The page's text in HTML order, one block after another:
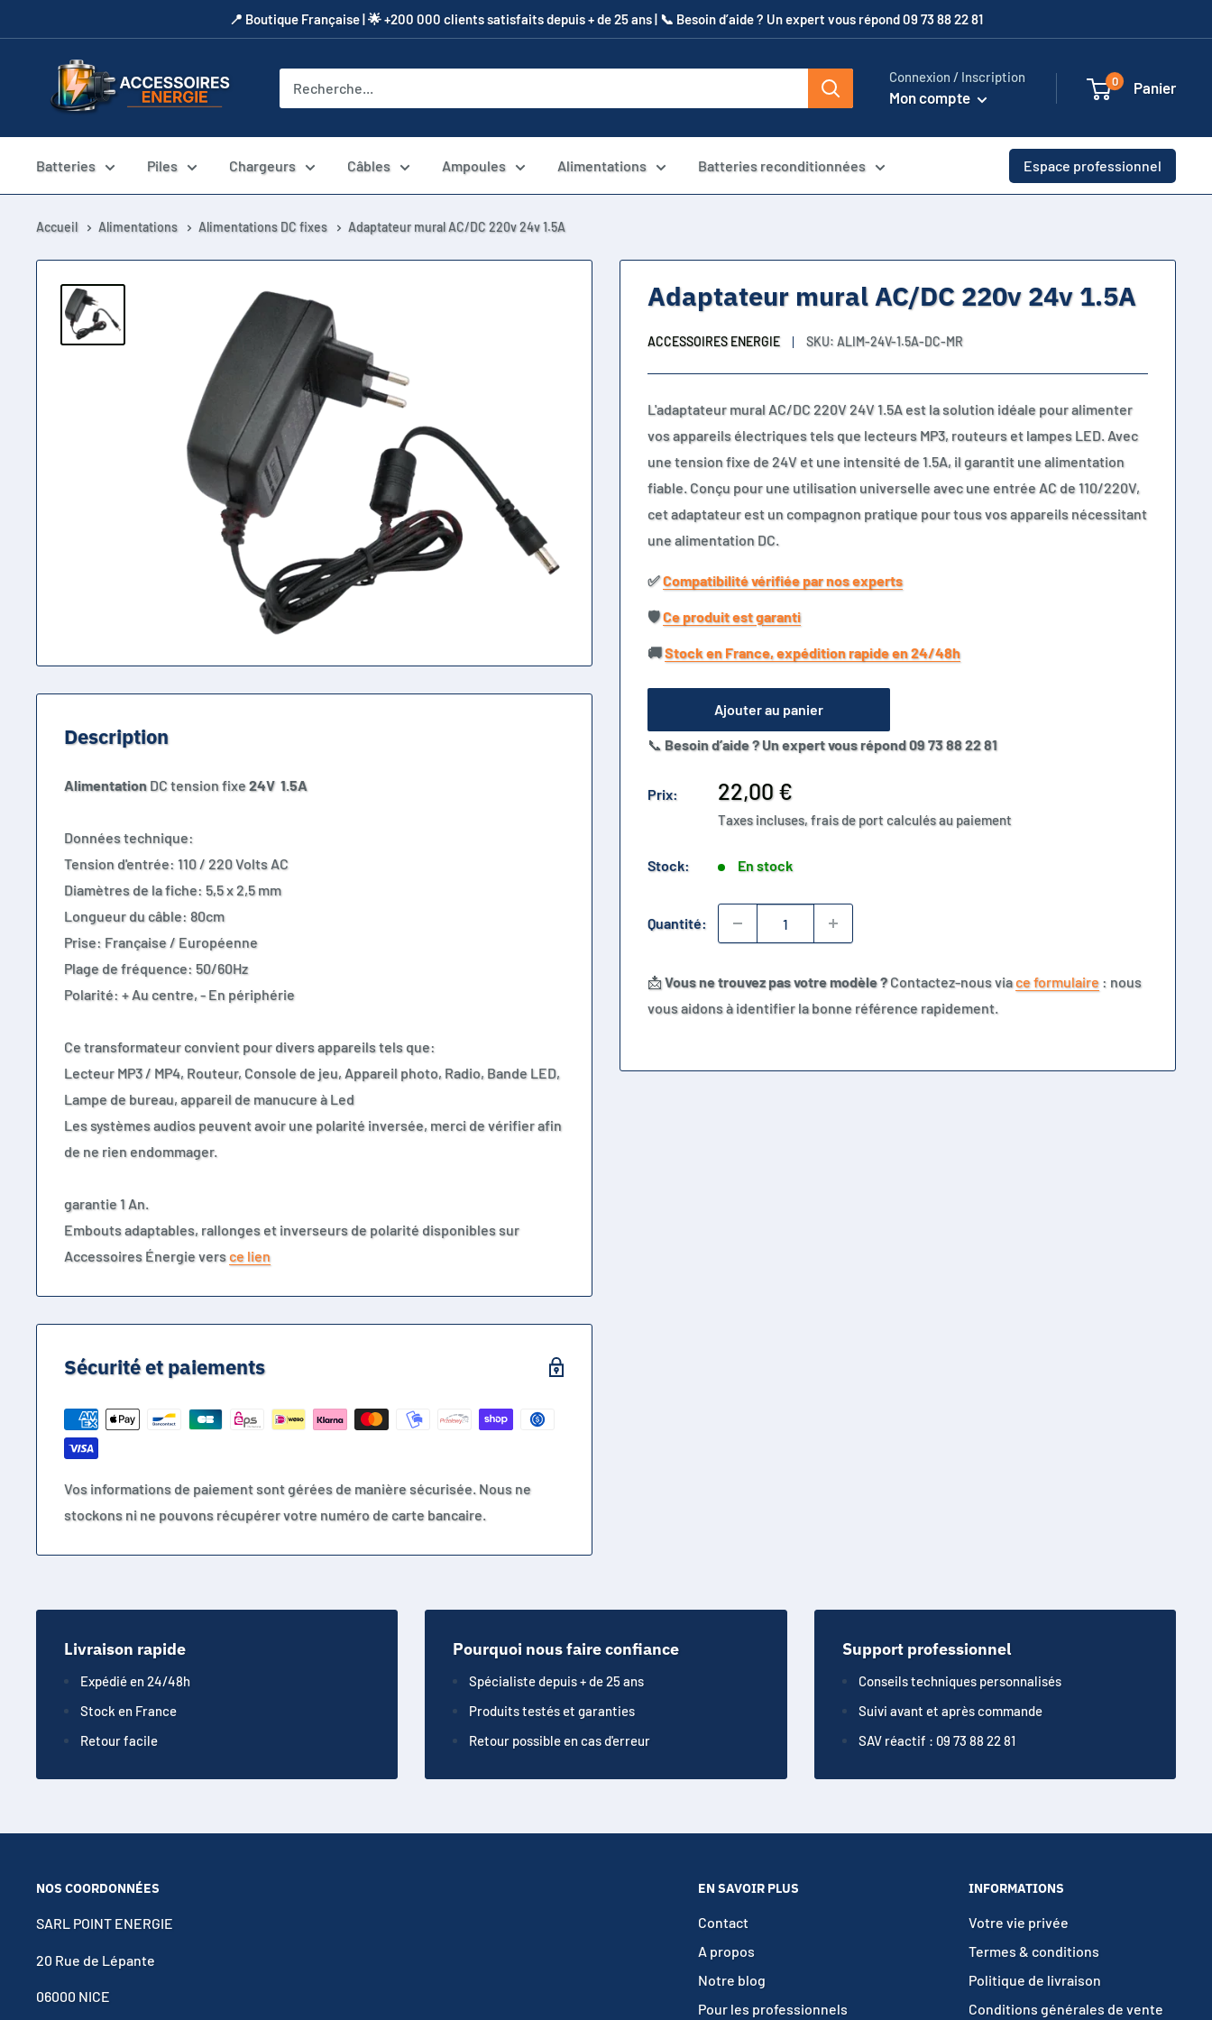
au
​📍​ Boutique Française | 🌟 +200 000 clients satisfaits depuis + de 25 ans | 📞​ Besoin d’aide ? Un expert vous répond 09 73 88 22 81
Accessoires
Energie
Connexion / Inscription
Mon compte
0 Panier
Batteries Piles Chargeurs Câbles Ampoules Alimentations Batteries reconditionnées Espace professionnel
Accueil Alimentations Alimentations DC fixes Adaptateur mural AC/DC 220v 24v 1.5A
Adaptateur mural AC/DC 220v 24v 1.5A
ACCESSOIRES ENERGIE SKU: ALIM-24V-1.5A-DC-MR
L'adaptateur mural AC/DC 220V 24V 1.5A est la solution idéale pour alimenter
vos appareils électriques tels que lecteurs MP3, routeurs et lampes LED. Avec
une tension fixe de 24V et une intensité de 1.5A, il garantit une alimentation
fiable. Conçu pour une utilisation universelle avec une entrée AC de 110/220V,
cet adaptateur est un compagnon pratique pour tous vos appareils nécessitant
une alimentation DC.
✅​Compatibilité vérifiée par nos experts
🛡️​Ce produit est garanti
🚚​Stock en France, expédition rapide en 24/48h
Ajouter au panier
📞 Besoin d’aide ? Un expert vous répond 09 73 88 22 81
Prix:
Prix
réduit
22,00 €
Taxes incluses, frais de port calculés au paiement
Stock: En stock
Quantité:
📩Vous ne trouvez pas votre modèle ?Contactez-nous viace formulaire : nous
vous aidons à identifier la bonne référence rapidement.
Description
Alimentation DC tension fixe24V 1.5A
Données technique:
Tension d'entrée: 110 / 220 Volts AC
Diamètres de la fiche: 5,5 x 2,5 mm
Longueur du câble: 80cm
Prise: Française / Européenne
Plage de fréquence: 50/60Hz
Polarité: + Au centre, - En périphérie
Ce transformateur convient pour divers appareils tels que:
Lecteur MP3 / MP4, Routeur, Console de jeu, Appareil photo, Radio, Bande LED,
Lampe de bureau, appareil de manucure à Led
Les systèmes audios peuvent avoir une polarité inversée, merci de vérifier afin
de ne rien endommager.
garantie 1 An.
Embouts adaptables, rallonges et inverseurs de polarité disponibles sur
Accessoires Énergie versce lien
Sécurité et paiements
Vos informations de paiement sont gérées de manière sécurisée. Nous ne
stockons ni ne pouvons récupérer votre numéro de carte bancaire.
Livraison rapide
Expédié en 24/48h
Stock en France
Retour facile
Pourquoi nous faire confiance
Spécialiste depuis + de 25 ans
Produits testés et garanties
Retour possible en cas d'erreur
Support professionnel
Conseils techniques personnalisés
Suivi avant et après commande
SAV réactif : 09 73 88 22 81
NOS COORDONNÉES
SARL POINT ENERGIE
20 Rue de Lépante
06000 NICE
EN SAVOIR PLUS
Contact
A propos
Notre blog
Pour les professionnels
INFORMATIONS
Votre vie privée
Termes & conditions
Politique de livraison
Conditions générales de vente